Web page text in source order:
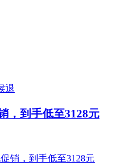
，到手低至3128元